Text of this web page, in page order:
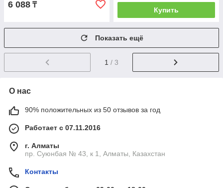
6 088 ₸
Купить
Показать ещё
1 / 3
О нас
90% положительных из 50 отзывов за год
Работает с 07.11.2016
г. Алматы
пр. Суюнбая № 43, к 1, Алматы, Казахстан
Контакты